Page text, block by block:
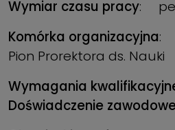
Wymiar czasu pracy:
Komórka organizacyjna:
Pion Prorektora ds. Nauki
Wymagania
Doświadczenie zawodowe